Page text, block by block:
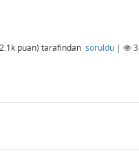
2.1k puan) tarafından soruldu |